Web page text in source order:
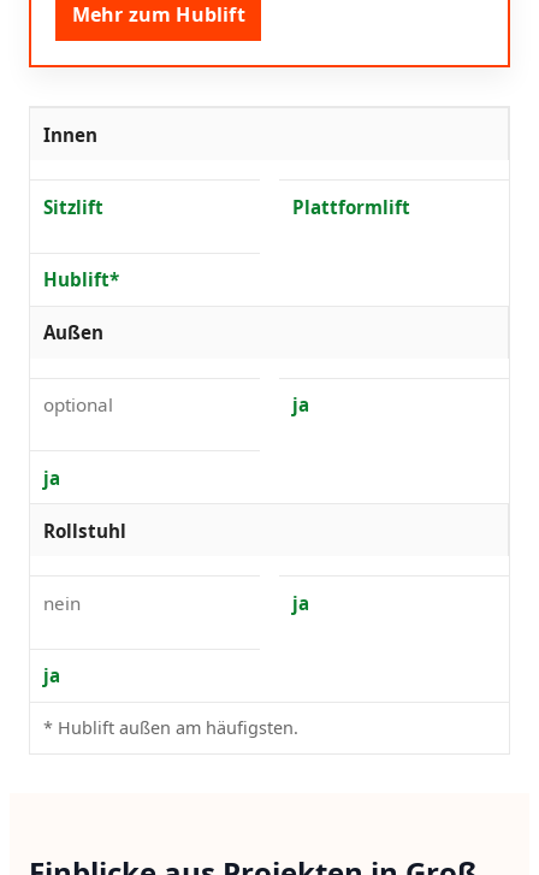
Mehr zum Hublift
Innen
Sitzlift Plattformlift
Hublift*
Außen
optional ja
ja
Rollstuhl
nein ja
ja
* Hublift außen am häufigsten.